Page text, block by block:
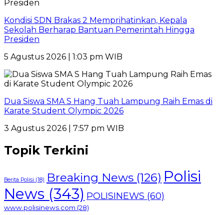
Kondisi SDN Brakas 2 Memprihatinkan, Kepala
Sekolah Berharap Bantuan Pemerintah Hingga
Presiden
5 Agustus 2026 | 1:03 pm WIB
Dua Siswa SMA S Hang Tuah Lampung Raih Emas di
Karate Student Olympic 2026
3 Agustus 2026 | 7:57 pm WIB
Topik Terkini
Berita Polisi (18) Breaking News (126) Polisi
News (343) POLISINEWS (60)
www.polisinews.com (28)